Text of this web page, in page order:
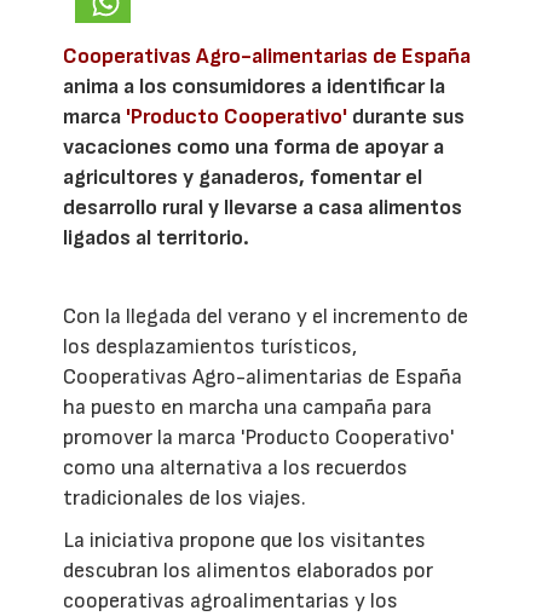
Cooperativas Agro-alimentarias de España
anima a los consumidores a identificar la
marca 'Producto Cooperativo' durante sus
vacaciones como una forma de apoyar a
agricultores y ganaderos, fomentar el
desarrollo rural y llevarse a casa alimentos
ligados al territorio.
Con la llegada del verano y el incremento de
los desplazamientos turísticos,
Cooperativas Agro-alimentarias de España
ha puesto en marcha una campaña para
promover la marca 'Producto Cooperativo'
como una alternativa a los recuerdos
tradicionales de los viajes.
La iniciativa propone que los visitantes
descubran los alimentos elaborados por
cooperativas agroalimentarias y los